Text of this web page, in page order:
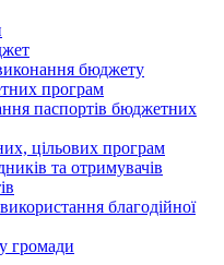
бюджету
програм
паспортів бюджетних
цільових програм
та отримувачів
благодійної
громади